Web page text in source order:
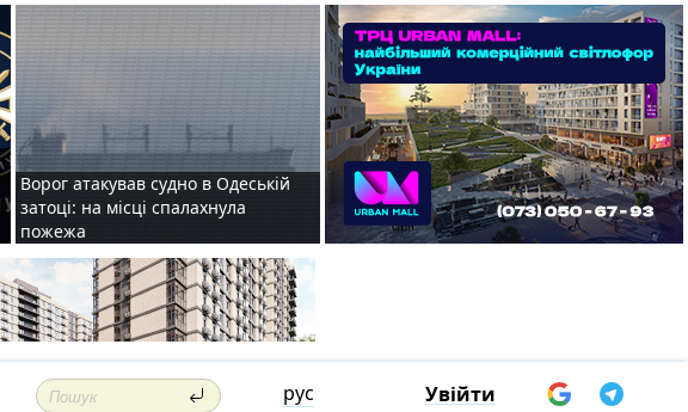
Ворог атакував судно в Одеській
затоці: на місці спалахнула
пожежа
рус Увійти